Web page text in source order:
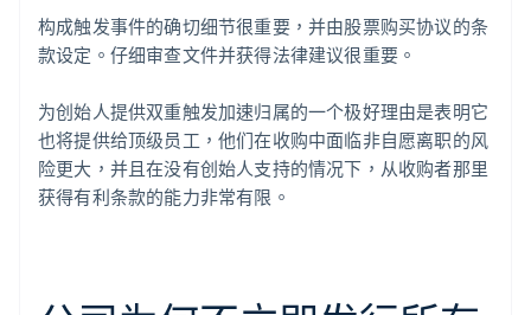
构成触发事件的确切细节很重要，并由股票购买协议的条
款设定。仔细审查文件并获得法律建议很重要。
为创始人提供双重触发加速归属的一个极好理由是表明它
也将提供给顶级员工，他们在收购中面临非自愿离职的风
险更大，并且在没有创始人支持的情况下，从收购者那里
获得有利条款的能力非常有限。